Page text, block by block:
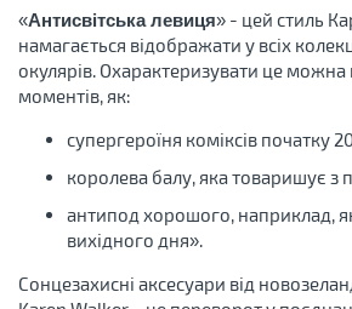
«Антисвітська левиця» - цей стиль
намагається відображати у всіх
окулярів. Охарактеризувати це
моментів, як:
супергероїня коміксів початку
королева балу, яка товаришує
антипод хорошого, наприклад,
вихідного дня».
Сонцезахисні аксесуари від